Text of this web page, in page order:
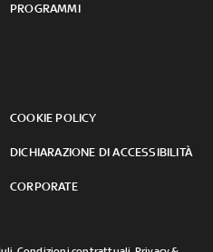
PROGRAMMI
COOKIE POLICY
DICHIARAZIONE DI ACCESSIBILITÀ
CORPORATE